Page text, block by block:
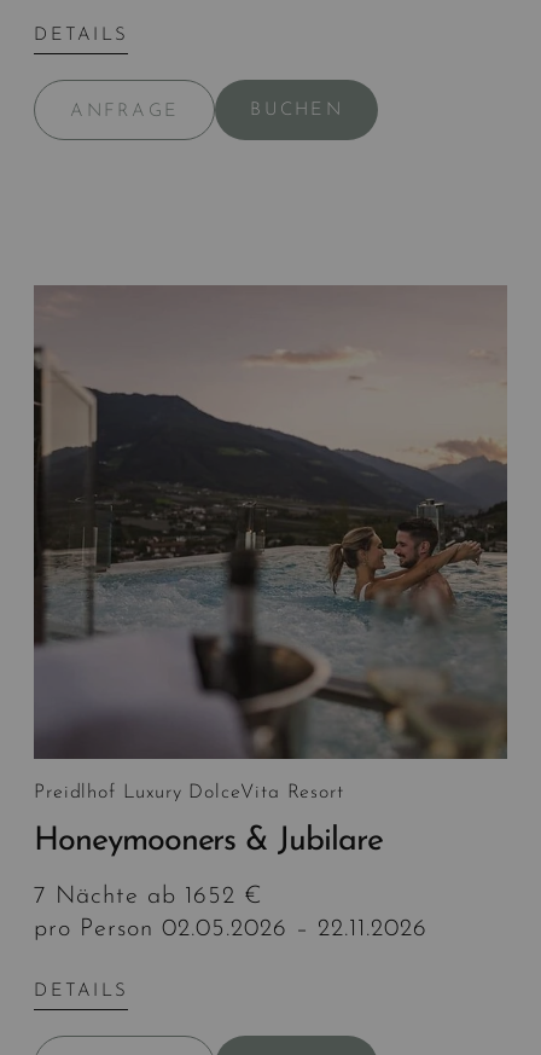
DETAILS
ANFRAGE BUCHEN
Preidlhof Luxury DolceVita Resort
Honeymooners & Jubilare
7 Nächte ab 1652 €
pro Person 02.05.2026 – 22.11.2026
DETAILS